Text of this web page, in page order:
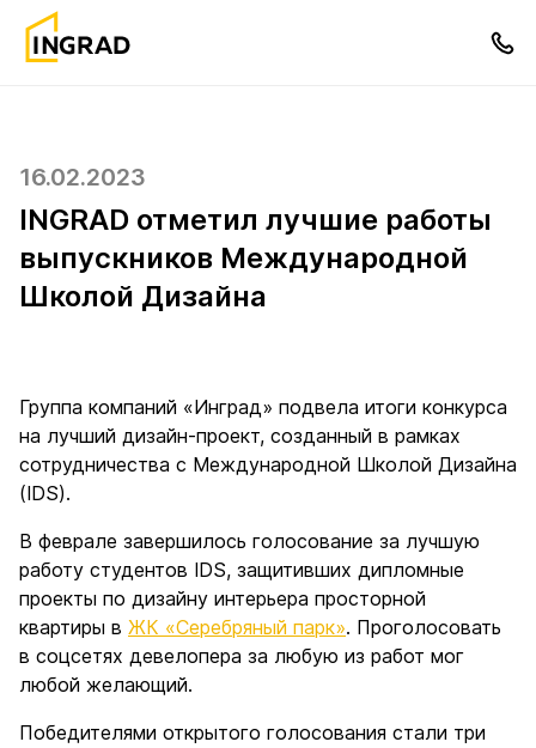
16.02.2023
INGRAD отметил лучшие работы
выпускников Международной
Школой Дизайна
Группа компаний «Инград» подвела итоги конкурса
на лучший дизайн-проект, созданный в рамках
сотрудничества с Международной Школой Дизайна
(IDS).
В феврале завершилось голосование за лучшую
работу студентов IDS, защитивших дипломные
проекты по дизайну интерьера просторной
квартиры в ЖК «Серебряный парк». Проголосовать
в соцсетях девелопера за любую из работ мог
любой желающий.
Победителями открытого голосования стали три